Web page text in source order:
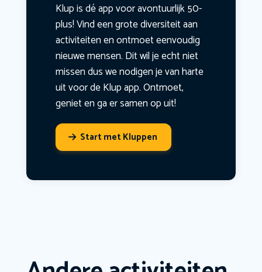
Klup is dé app voor avontuurlijk 50-
plus! Vind een grote diversiteit aan
activiteiten en ontmoet eenvoudig
nieuwe mensen. Dit wil je echt niet
missen dus we nodigen je van harte
uit voor de Klup app. Ontmoet,
geniet en ga er samen op uit!
Start met Kluppen